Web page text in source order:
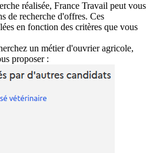
réalisée, France Travail peut vous
de recherche d'offres. Ces
en fonction des critères que vous
un métier d'ouvrier agricole,
proposer :